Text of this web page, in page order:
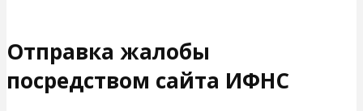
Отправка жалобы
посредством сайта ИФНС